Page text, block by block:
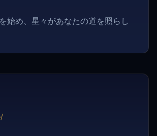
始め、星々があなたの道を照らし